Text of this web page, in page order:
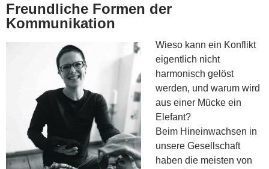
Freundliche Formen der
Kommunikation
Wieso kann ein Konflikt
eigentlich nicht
harmonisch gelöst
werden, und warum wird
aus einer Mücke ein
Elefant?
Beim Hineinwachsen in
unsere Gesellschaft
haben die meisten von